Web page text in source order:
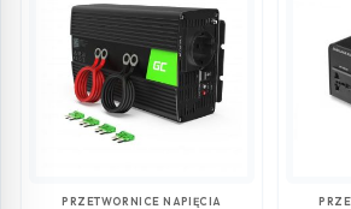
PRZETWORNICE NAPIĘCIA